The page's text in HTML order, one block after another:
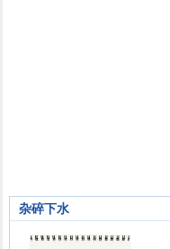
杂碎下水